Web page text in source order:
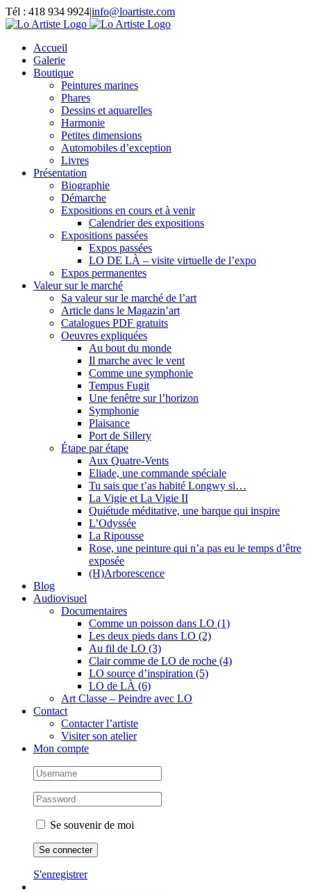
Passer
au
Tél : 418 934 9924|info@loartiste.com
Facebook
Instagram
Email
Pinterest
YouTube
Accueil
Galerie
Boutique
Peintures marines
Phares
Dessins et aquarelles
Harmonie
Petites dimensions
Automobiles d’exception
Livres
Présentation
Biographie
Démarche
Expositions en cours et à venir
Calendrier des expositions
Expositions passées
Expos passées
LO DE LÀ – visite virtuelle de l’expo
Expos permanentes
Valeur sur le marché
Sa valeur sur le marché de l’art
Article dans le Magazin’art
Catalogues PDF gratuits
Oeuvres expliquées
Au bout du monde
Il marche avec le vent
Comme une symphonie
Tempus Fugit
Une fenêtre sur l’horizon
Symphonie
Plaisance
Port de Sillery
Étape par étape
Aux Quatre-Vents
Eliade, une commande spéciale
Tu sais que t’as habité Longwy si…
La Vigie et La Vigie II
Quiétude méditative, une barque qui inspire
L’Odyssée
La Ripousse
Rose, une peinture qui n’a pas eu le temps d’être
exposée
(H)Arborescence
Blog
Audiovisuel
Documentaires
Comme un poisson dans LO (1)
Les deux pieds dans LO (2)
Au fil de LO (3)
Clair comme de LO de roche (4)
LO source d’inspiration (5)
LO de LÀ (6)
Art Classe – Peindre avec LO
Contact
Contacter l’artiste
Visiter son atelier
Mon compte
Se souvenir de moi
S'enregistrer